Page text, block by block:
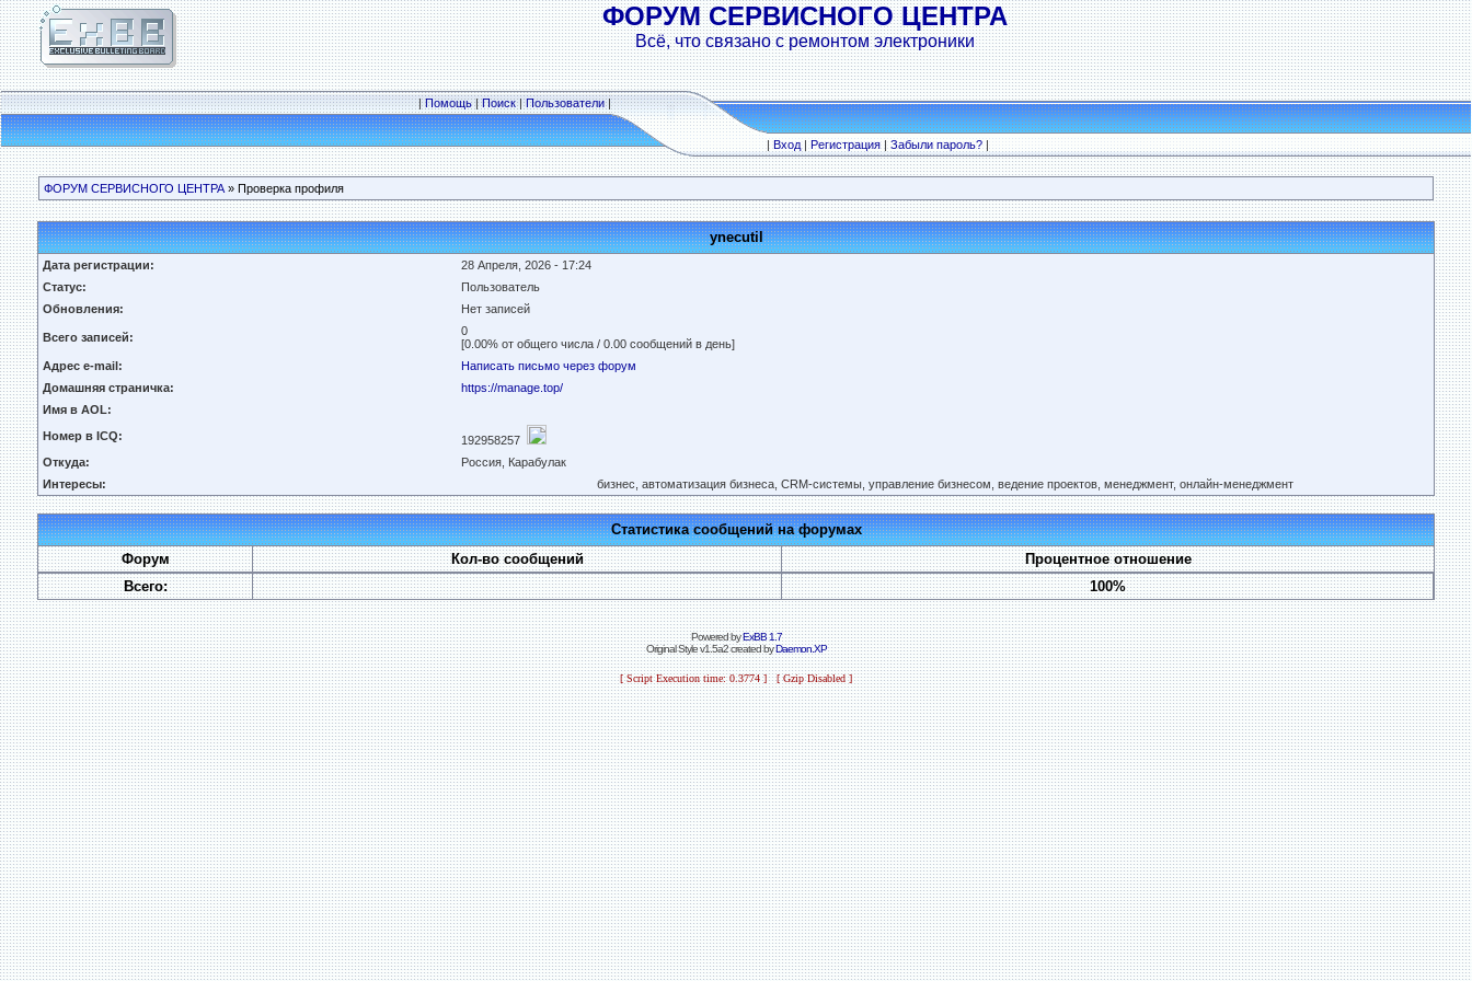
ФОРУМ СЕРВИСНОГО ЦЕНТРА
Всё, что связано с ремонтом электроники
|Помощь|Поиск|Пользователи|
|Вход|Регистрация|Забыли пароль?|
ФОРУМ СЕРВИСНОГО ЦЕНТРА » Проверка профиля
ynecutil
Дата регистрации:
28 Апреля, 2026 - 17:24
Статус:
Пользователь
Обновления:
Нет записей
Всего записей:
0
[0.00% от общего числа / 0.00 сообщений в день]
Адрес e-mail:
Написать письмо через форум
Домашняя страничка:
https://manage.top/
Имя в AOL:
Номер в ICQ:
192958257
Откуда:
Россия, Карабулак
Интересы:
бизнес, автоматизация бизнеса, CRM-системы, управление бизнесом, ведение проектов, менеджмент, онлайн-менеджмент
Статистика сообщений на форумах
Форум
Кол-во сообщений
Процентное отношение
Всего:
100%
Powered byExBB 1.7
Original Style v1.5a2 created byDaemon.XP
[ Script Execution time: 0.3774 ] [ Gzip Disabled ]